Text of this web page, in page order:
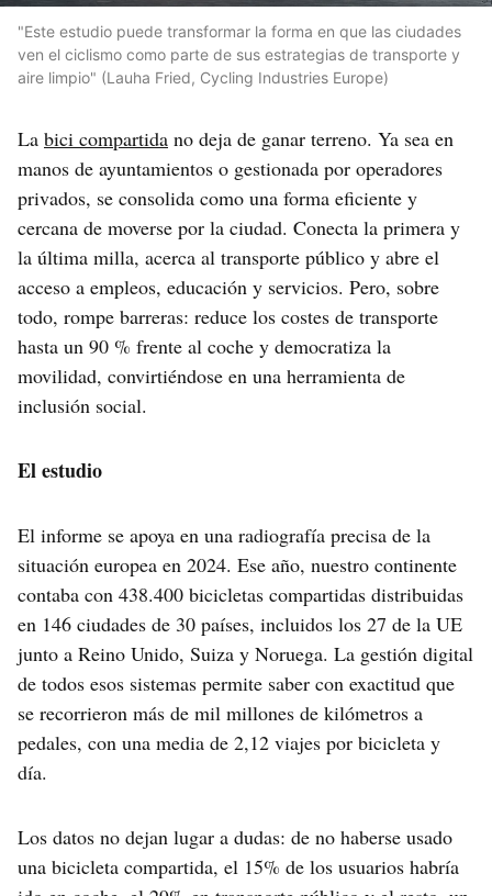
"Este estudio puede transformar la forma en que las ciudades
ven el ciclismo como parte de sus estrategias de transporte y
aire limpio" (Lauha Fried, Cycling Industries Europe)
La bici compartida no deja de ganar terreno. Ya sea en
manos de ayuntamientos o gestionada por operadores
privados, se consolida como una forma eficiente y
cercana de moverse por la ciudad. Conecta la primera y
la última milla, acerca al transporte público y abre el
acceso a empleos, educación y servicios. Pero, sobre
todo, rompe barreras: reduce los costes de transporte
hasta un 90 % frente al coche y democratiza la
movilidad, convirtiéndose en una herramienta de
inclusión social.
El estudio
El informe se apoya en una radiografía precisa de la
situación europea en 2024. Ese año, nuestro continente
contaba con 438.400 bicicletas compartidas distribuidas
en 146 ciudades de 30 países, incluidos los 27 de la UE
junto a Reino Unido, Suiza y Noruega. La gestión digital
de todos esos sistemas permite saber con exactitud que
se recorrieron más de mil millones de kilómetros a
pedales, con una media de 2,12 viajes por bicicleta y
día.
Los datos no dejan lugar a dudas: de no haberse usado
una bicicleta compartida, el 15% de los usuarios habría